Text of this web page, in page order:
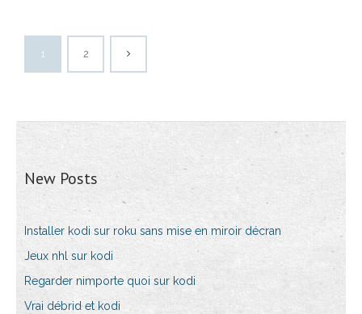
1 2
New Posts
Installer kodi sur roku sans mise en miroir décran
Jeux nhl sur kodi
Regarder nimporte quoi sur kodi
Vrai débrid et kodi